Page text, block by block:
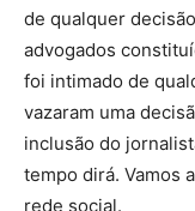
de qualquer
advogados
foi intimado de
vazaram uma
inclusão do
tempo dirá. Vamos
rede social.